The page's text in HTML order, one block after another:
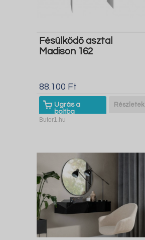
Fésülködő asztal
Madison 162
88.100 Ft
Ugrás a
boltba
Részletek
Butor1.hu